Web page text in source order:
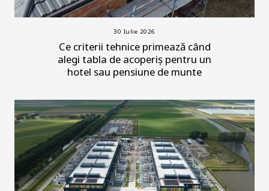
30 Iulie 2026
Ce criterii tehnice primează când
alegi tabla de acoperiș pentru un
hotel sau pensiune de munte